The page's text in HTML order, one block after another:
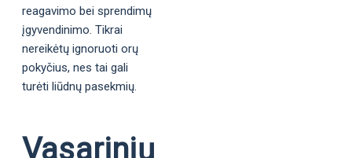
reagavimo bei sprendimų
įgyvendinimo. Tikrai
nereikėtų ignoruoti orų
pokyčius, nes tai gali
turėti liūdnų pasekmių.
Vasarinių